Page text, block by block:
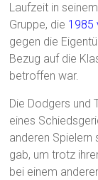
Laufzeit in
Gruppe, die 1985
gegen die
Bezug auf die
betroffen war.
Die Dodgers und
eines
anderen
gab, um trotz
bei einem